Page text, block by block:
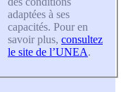
adaptées à ses
capacités. Pour en
savoir plus, consultez
le site de l’UNEA.